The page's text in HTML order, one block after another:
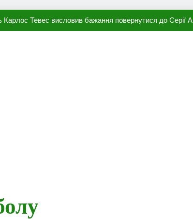
Карлос Тевес висловив бажання повернутися до Серії А